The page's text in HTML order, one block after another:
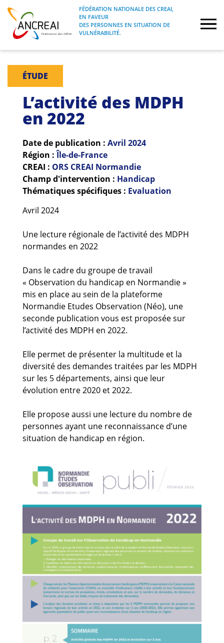
Skip
content
ANCREAI
FÉDÉRATION NATIONALE DES CREAI, EN
FAVEUR DES PERSONNES EN SITUATION
FÉDÉRATION NATIONALE DES CREAI,
EN FAVEUR
DES PERSONNES EN SITUATION DE
VULNÉRABILITÉ.
À propos
Journées nationales
Formations
Projets Fédéraux
Guides et outils
ARSENE
ÉTUDE
L’activité des MDPH
en 2022
Date de publication : Avril 2024
Région :Île-de-France
CREAI : ORS CREAI Normandie
Champ d'intervention : Handicap
Thématiques spécifiques : Evaluation
Avril 2024
Une lecture régionale de l’activité des MDPH
normandes en 2022
Dans le cadre du groupe de travail
« Observation du handicap en Normandie »
mis en place au sein de la plateforme
Normandie Etudes Observation (Néo), une
seconde publication vous est proposée sur
l’activité des MDPH en 2022.
Elle permet de présenter la multitude et la
diversité des demandes traitées par les MDPH
sur les 5 départements, ainsi que leur
évolution entre 2020 et 2022.
Elle propose aussi une lecture du nombre de
personnes ayant une reconnaissance d’une
situation de handicap en région.